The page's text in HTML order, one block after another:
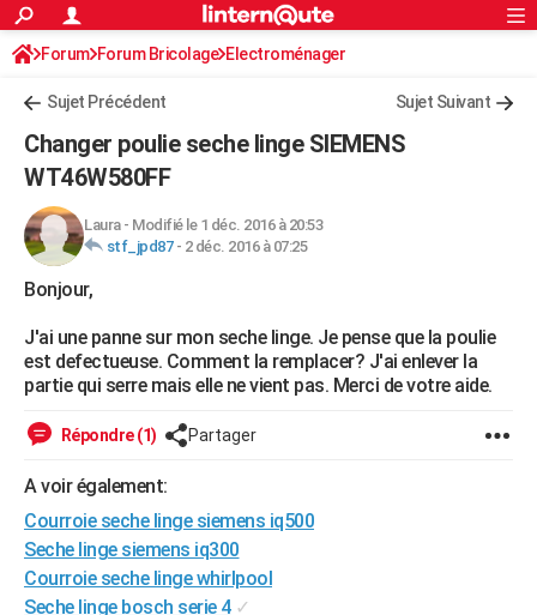
ACTUALITÉS
Politique
Société
Faits Divers
Education
Monde
Villes
+
Programme TV
TNTStreaming
Cinéma
Sorties cinéma
Musique
+FINANCE
Retraite
Impôts
Epargne
Immobilier
Risques naturels par ville
Banque
Assurance
Crédit
AUTO
Essais
Réserver un essai
Citadines
Berlines
SUV
Forum auto
HIGH-TECH
Forum
Aménagement intérieur
Extérieur
Cuisine
Salle de bains
Jardinage
Rangement
WEEK-END
LIFESTYLE
Alimentation
Guide de la santé
Maladies
Médicaments
Sommeil
VOYAGE
Destinations
City break
Voyage nature
Voyage de noces
Forum
Climat
+PHOTO
S'inscrire
Connexion
Forum Forum Bricolage Electroménager
Sujet Précédent Sujet Suivant
Changer poulie seche linge SIEMENS
WT46W580FF
Laura- Modifié le 1 déc. 2016 à 20:53
stf_jpd87- 2 déc. 2016 à 07:25
Bonjour,
J'ai une panne sur mon seche linge. Je pense que la poulie
est defectueuse. Comment la remplacer? J'ai enlever la
partie qui serre mais elle ne vient pas. Merci de votre aide.
Répondre (1) Partager
A voir également:
Courroie seche linge siemens iq500
Seche linge siemens iq300
Courroie seche linge whirlpool
Seche linge bosch serie 4 ✓